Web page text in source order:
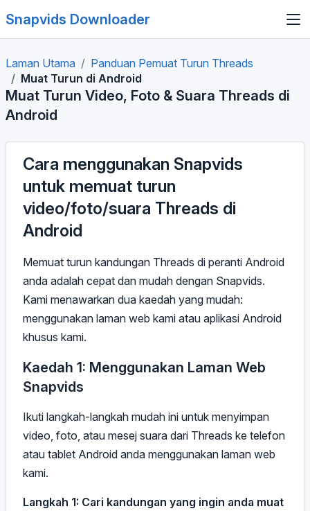
Snapvids Downloader
Laman Utama
Panduan Pemuat Turun Threads
Muat Turun di Android
Muat Turun Video, Foto & Suara Threads di
Android
Cara menggunakan Snapvids
untuk memuat turun
video/foto/suara Threads di
Android
Memuat turun kandungan Threads di peranti Android
anda adalah cepat dan mudah dengan Snapvids.
Kami menawarkan dua kaedah yang mudah:
menggunakan laman web kami atau aplikasi Android
khusus kami.
Kaedah 1: Menggunakan Laman Web
Snapvids
Ikuti langkah-langkah mudah ini untuk menyimpan
video, foto, atau mesej suara dari Threads ke telefon
atau tablet Android anda menggunakan laman web
kami.
Langkah 1: Cari kandungan yang ingin anda muat